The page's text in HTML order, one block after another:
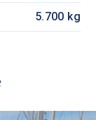
5.700 kg